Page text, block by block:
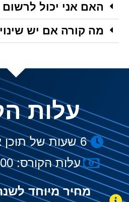
האם אני יכול
מה קורה אם יש
עלות
6 שעות של תוכן איכותי וממוקד!
עלות הקורס: 900 חד פעמי ₪